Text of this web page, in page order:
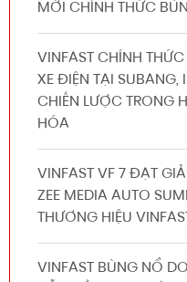
MỚI CHÍNH THỨC
VINFAST CHÍNH
XE ĐIỆN TẠI SUBANG,
CHIẾN LƯỢC TRONG
HÓA
VINFAST VF 7 ĐẠT
ZEE MEDIA AUTO
THƯƠNG HIỆU
VINFAST BÙNG NỔ